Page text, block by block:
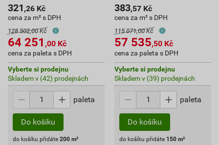
321 ,26 Kč
cena za m² s DPH
128 502,00 Kč
64 251 ,00 Kč
cena za paleta s DPH
Vyberte si prodejnu
Skladem v (42) prodejnách
paleta
Do košíku
do košíku přidáte 200 m²
383,57 Kč
cena za m² s DPH
115 071,00 Kč
57 535,50 Kč
cena za paleta s DPH
Vyberte si prodejnu
Skladem v (39) prodejnách
paleta
Do košíku
do košíku přidáte 150 m²